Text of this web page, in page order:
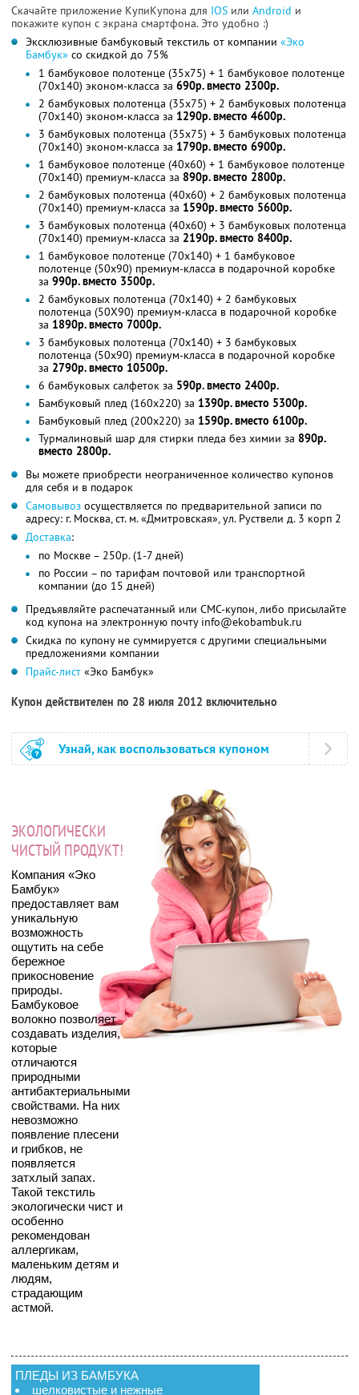
Скачайте приложение КупиКупона для IOS или Android и
покажите купон с экрана смартфона. Это удобно :)
Эксклюзивные бамбуковый текстиль от компании «Эко
Бамбук» со скидкой до 75%
1 бамбуковое полотенце (35x75) + 1 бамбуковое полотенце
(70x140) эконом-класса за 690р. вместо 2300р.
2 бамбуковых полотенца (35x75) + 2 бамбуковых полотенца
(70x140) эконом-класса за 1290р. вместо 4600р.
3 бамбуковых полотенца (35x75) + 3 бамбуковых полотенца
(70x140) эконом-класса за 1790р. вместо 6900р.
1 бамбуковое полотенце (40x60) + 1 бамбуковое полотенце
(70x140) премиум-класса за 890р. вместо 2800р.
2 бамбуковых полотенца (40x60) + 2 бамбуковых полотенца
(70x140) премиум-класса за 1590р. вместо 5600р.
3 бамбуковых полотенца (40x60) + 3 бамбуковых полотенца
(70x140) премиум-класса за 2190р. вместо 8400р.
1 бамбуковое полотенце (70x140) + 1 бамбуковое
полотенце (50x90) премиум-класса в подарочной коробке
за 990р. вместо 3500р.
2 бамбуковых полотенца (70x140) + 2 бамбуковых
полотенца (50X90) премиум-класса в подарочной коробке
за 1890р. вместо 7000р.
3 бамбуковых полотенца (70x140) + 3 бамбуковых
полотенца (50x90) премиум-класса в подарочной коробке
за 2790р. вместо 10500р.
6 бамбуковых салфеток за 590р. вместо 2400р.
Бамбуковый плед (160x220) за 1390р. вместо 5300р.
Бамбуковый плед (200x220) за 1590р. вместо 6100р.
Турмалиновый шар для стирки пледа без химии за 890р.
вместо 2800р.
Вы можете приобрести неограниченное количество купонов
для себя и в подарок
Самовывоз осуществляется по предварительной записи по
адресу: г. Москва, ст. м. «Дмитровская», ул. Руствели д. 3 корп 2
Доставка:
по Москве – 250р. (1-7 дней)
по России – по тарифам почтовой или транспортной
компании (до 15 дней)
Предъявляйте распечатанный или СМС-купон, либо присылайте
код купона на электронную почту info@ekobambuk.ru
Скидка по купону не суммируется с другими специальными
предложениями компании
Прайс-лист «Эко Бамбук»
Купон действителен по 28 июля 2012 включительно
Узнай, как воспользоваться купоном
ЭКОЛОГИЧЕСКИ
ЧИСТЫЙ ПРОДУКТ!
Компания «Эко
Бамбук»
предоставляет вам
уникальную
возможность
ощутить на себе
бережное
прикосновение
природы.
Бамбуковое
волокно позволяет
создавать изделия,
которые
отличаются
природными
антибактериальными
свойствами. На них
невозможно
появление плесени
и грибков, не
появляется
затхлый запах.
Такой текстиль
экологически чист и
особенно
рекомендован
аллергикам,
маленьким детям и
людям,
страдающим
астмой.
ПЛЕДЫ ИЗ БАМБУКА
шелковистые и нежные